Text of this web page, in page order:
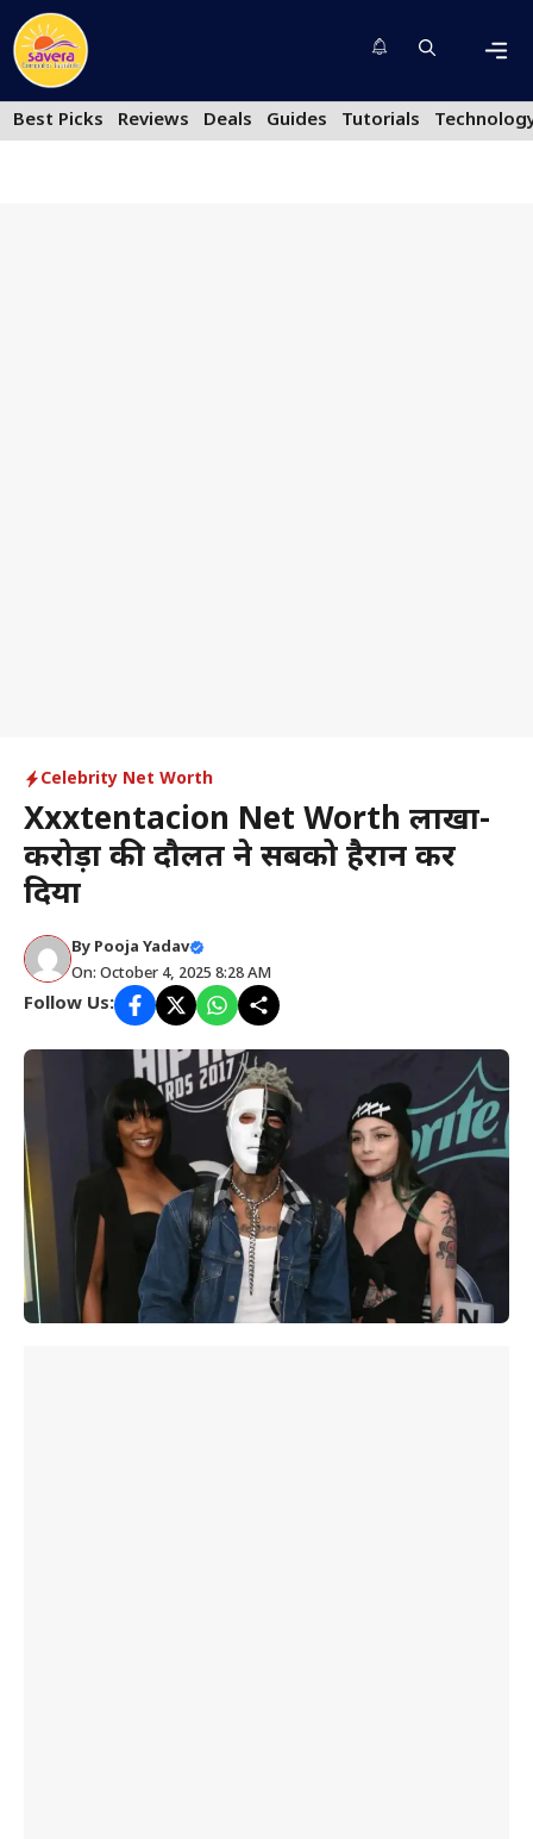
Skip
to
content
Best Picks
Reviews Deals Guides Tutorials
Celebrity Net Worth
Xxxtentacion Net Worth लाखों-
करोड़ों की दौलत ने सबको हैरान कर
दिया
By Pooja Yadav
On: October 4, 2025 8:28 AM
Follow Us: